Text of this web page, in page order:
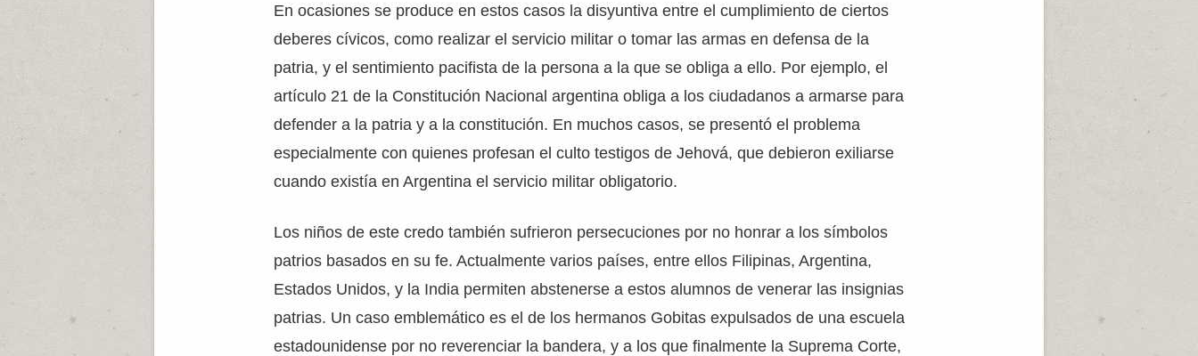
En ocasiones se produce en estos casos la disyuntiva entre el cumplimiento de ciertos
deberes cívicos, como realizar el servicio militar o tomar las armas en defensa de la
patria, y el sentimiento pacifista de la persona a la que se obliga a ello. Por ejemplo, el
artículo 21 de la Constitución Nacional argentina obliga a los ciudadanos a armarse para
defender a la patria y a la constitución. En muchos casos, se presentó el problema
especialmente con quienes profesan el culto testigos de Jehová, que debieron exiliarse
cuando existía en Argentina el servicio militar obligatorio.
Los niños de este credo también sufrieron persecuciones por no honrar a los símbolos
patrios basados en su fe. Actualmente varios países, entre ellos Filipinas, Argentina,
Estados Unidos, y la India permiten abstenerse a estos alumnos de venerar las insignias
patrias. Un caso emblemático es el de los hermanos Gobitas expulsados de una escuela
estadounidense por no reverenciar la bandera, y a los que finalmente la Suprema Corte,